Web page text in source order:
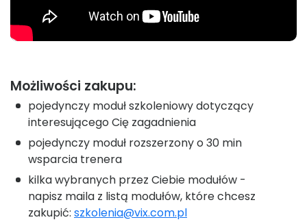
Możliwości zakupu:
pojedynczy moduł szkoleniowy dotyczący
interesującego Cię zagadnienia
pojedynczy moduł rozszerzony o 30 min
wsparcia trenera
kilka wybranych przez Ciebie modułów -
napisz maila z listą modułów, które chcesz
zakupić: szkolenia@vix.com.pl